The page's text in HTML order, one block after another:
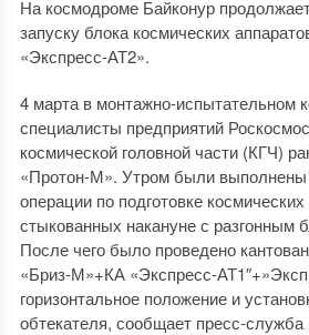
На космодроме Байконур
запуску блока космических
«Экспресс-АТ2».
4 марта в монтажно-испытательном
специалисты предприятий
космической головной части (КГЧ)
«Протон-М». Утром были
операции по подготовке
стыкованных накануне с разгонным
После чего было проведено
«Бриз-М»+КА «Экспресс-
горизонтальное положение и
обтекателя, сообщает пресс-служба